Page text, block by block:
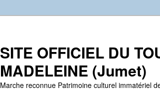
SITE OFFICIEL DU
MADELEINE (Jumet)
Marche reconnue Patrimoine culturel immatériel